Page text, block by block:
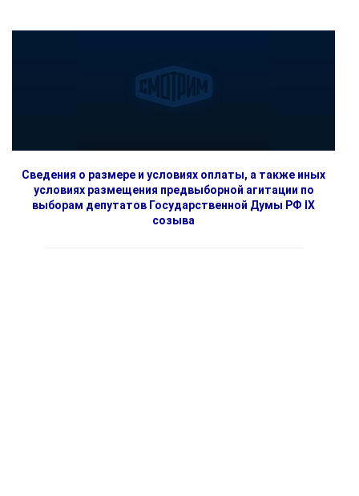
Сведения о размере и условиях оплаты, а также иных
условиях размещения предвыборной агитации по
выборам депутатов Государственной Думы РФ IX
созыва